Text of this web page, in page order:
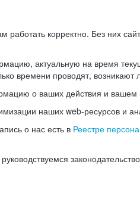
корректно. Без них
актуальную на время
времени проводят, возникают
о ваших действия и вашем
наших web-ресурсов и
о нас есть в Реестре